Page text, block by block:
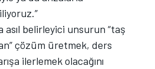
asıl belirleyici unsurun “taş
çözüm üretmek, ders
ilerlemek olacağını